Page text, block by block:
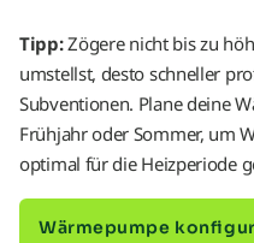
Tipp:Zögere nicht bis zu
umstellst, desto schneller
Subventionen. Plane deine
Frühjahr oder Sommer, um
optimal für die Heizperiode
Wärmepumpe